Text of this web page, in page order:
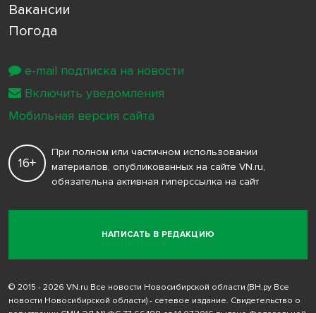
Вакансии
Погода
НАПИСАТЬ В РЕДАКЦИЮ
16+
При полном или частичном использовании
материалов, опубликованных на сайте VN.ru,
обязательна активная гиперссылка на сайт
© 2015 - 2026 VN.ru Все новости Новосибирской области (ВН.ру Все
новости Новосибирской области) - сетевое издание. Свидетельство о
e-mail подписка на новости
Включить уведомления
Мобильная версия сайта